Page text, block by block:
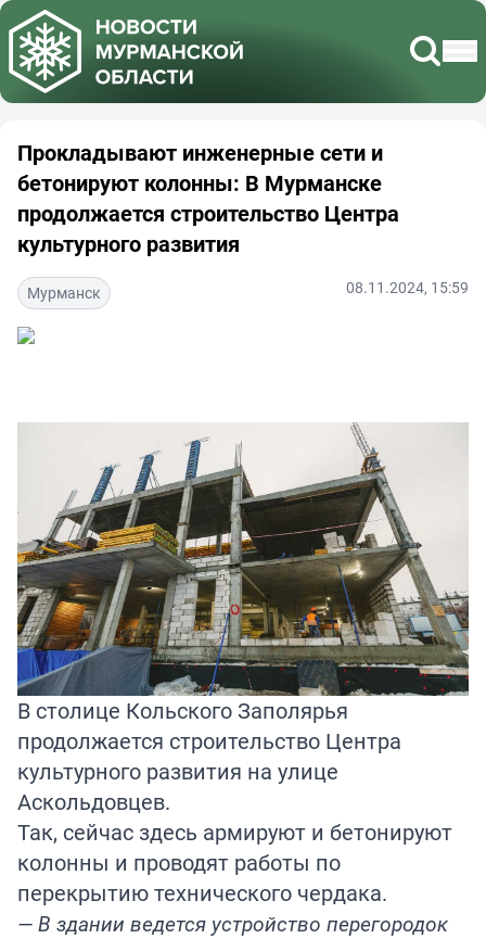
Прокладывают инженерные сети и
бетонируют колонны: В Мурманске
продолжается строительство Центра
культурного развития
Мурманск 08.11.2024, 15:59
В столице Кольского Заполярья
продолжается строительство Центра
культурного развития на улице
Аскольдовцев.
Так, сейчас здесь армируют и бетонируют
колонны и проводят работы по
перекрытию технического чердака.
— В здании ведется устройство перегородок